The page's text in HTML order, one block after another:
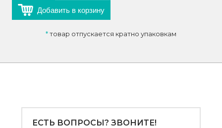
Добавить в корзину
*товар отпускается кратно упаковкам
ЕСТЬ ВОПРОСЫ? ЗВОНИТЕ!